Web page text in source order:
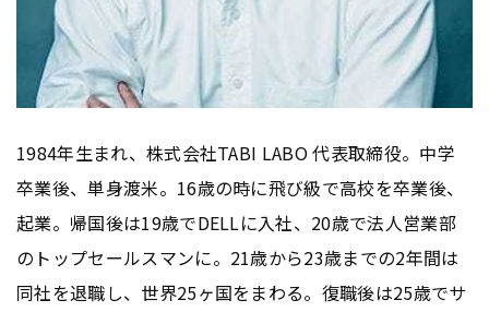
1984年生まれ、株式会社TABI LABO 代表取締役。中学
卒業後、単身渡米。16歳の時に飛び級で高校を卒業後、
起業。帰国後は19歳でDELLに入社、20歳で法人営業部
のトップセールスマンに。21歳から23歳までの2年間は
同社を退職し、世界25ヶ国をまわる。復職後は25歳でサ